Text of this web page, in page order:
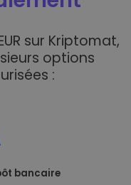
sur Kriptomat,
options
:
bancaire